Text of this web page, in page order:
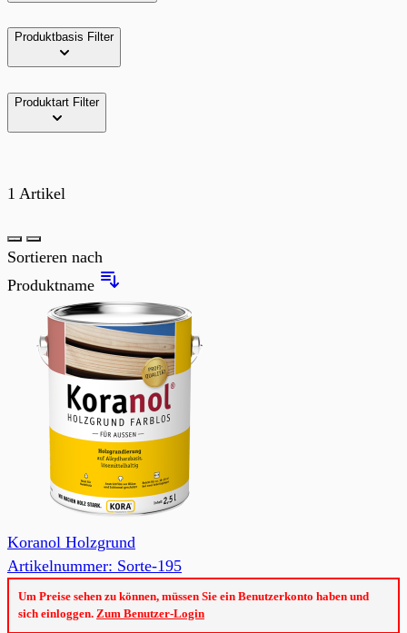
Produktbasis Filter
Produktart Filter
1 Artikel
Liste
Sortieren nach
Produktname
Koranol Holzgrund
Artikelnummer: Sorte-195
Um Preise sehen zu können, müssen Sie ein Benutzerkonto haben und
sich einloggen. Zum Benutzer-Login